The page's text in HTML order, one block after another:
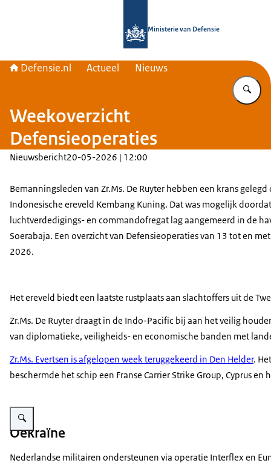
Ministerie van Defensie
Defensie.nl Actueel Nieuws
Weekoverzicht
Defensieoperaties
Nieuwsbericht20-05-2026 | 12:00
Bemanningsleden van Zr.Ms. De Ruyter hebben een krans gelegd
Indonesische ereveld Kembang Kuning. Dat was mogelijk
luchtverdedigings- en commandofregat lag aangemeerd in de
Soerabaja. Een overzicht van Defensieoperaties van 13 tot en
2026.
Het ereveld biedt een laatste rustplaats aan slachtoffers uit de
Zr.Ms. De Ruyter draagt in de Indo-Pacific bij aan het veilig
van diplomatieke, veiligheids- en economische banden met
Zr.Ms. Evertsen is afgelopen week teruggekeerd in Den Helder.
beschermde het schip een Franse Carrier Strike Group, Cyprus
Vergroot afbeelding Oekraïense militair met wapen.
Oekraïne
Nederlandse militairen ondersteunen via operatie Interflex en